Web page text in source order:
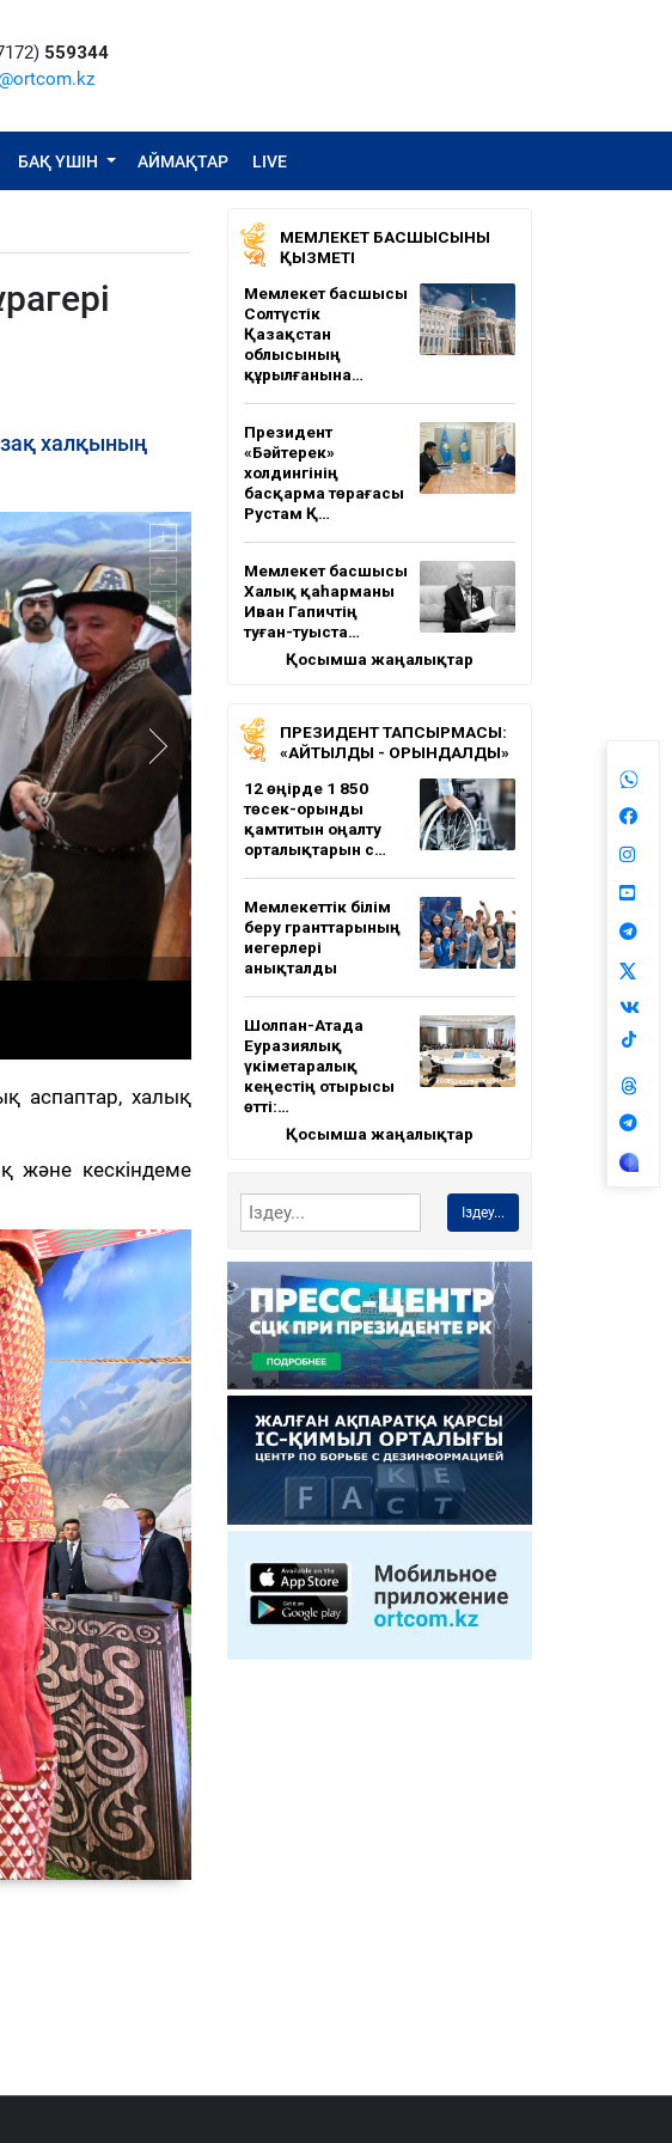
559344
БАҚ ҮШІН АЙМАҚТАР LIVE
халқының
аспаптар, халық
және кескіндеме
МЕМЛЕКЕТ БАСШЫСЫНЫҢ
ҚЫЗМЕТІ
Мемлекет басшысы
Солтүстік
Қазақстан
облысының
құрылғанына…
Президент
«Бәйтерек»
холдингінің
басқарма төрағасы
Рустам Қ…
Мемлекет басшысы
Халық қаһарманы
Иван Гапичтің
туған-туыста…
Қосымша жаңалықтар
ПРЕЗИДЕНТ ТАПСЫРМАСЫ:
«АЙТЫЛДЫ - ОРЫНДАЛДЫ»
12 өңірде 1 850
төсек-орынды
қамтитын оңалту
орталықтарын с…
Мемлекеттік білім
беру гранттарының
иегерлері
анықталды
Шолпан-Атада
Еуразиялық
үкіметаралық
кеңестің отырысы
өтті:…
Қосымша жаңалықтар
Іздеу...